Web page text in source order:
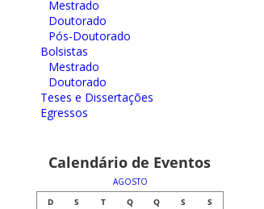
Mestrado
Doutorado
Pós-Doutorado
Bolsistas
Mestrado
Doutorado
Teses e Dissertações
Egressos
Calendário de Eventos
AGOSTO
D
S T Q Q S S